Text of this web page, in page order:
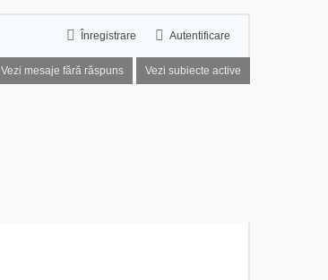
Autentificare
Înregistrare
Vezi mesaje fără răspuns Vezi subiecte active